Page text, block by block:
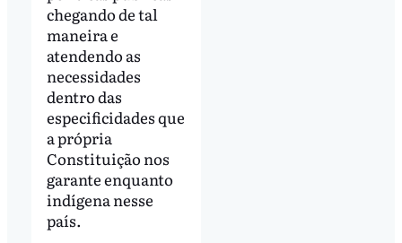
chegando de tal
maneira e
atendendo as
necessidades
dentro das
especificidades que
a própria
Constituição nos
garante enquanto
indígena nesse
país.